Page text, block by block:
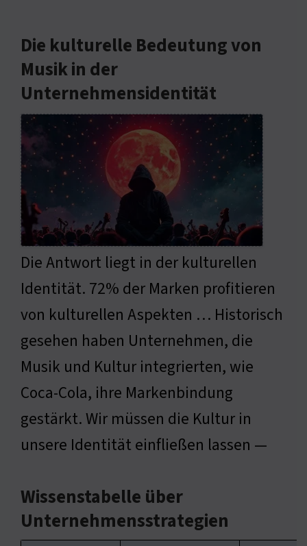
Die kulturelle Bedeutung von
Musik in der
Unternehmensidentität
Die Antwort liegt in der kulturellen
Identität. 72% der Marken profitieren
von kulturellen Aspekten … Historisch
gesehen haben Unternehmen, die
Musik und Kultur integrierten, wie
Coca-Cola, ihre Markenbindung
gestärkt. Wir müssen die Kultur in
unsere Identität einfließen lassen —
Wissenstabelle über
Unternehmensstrategien